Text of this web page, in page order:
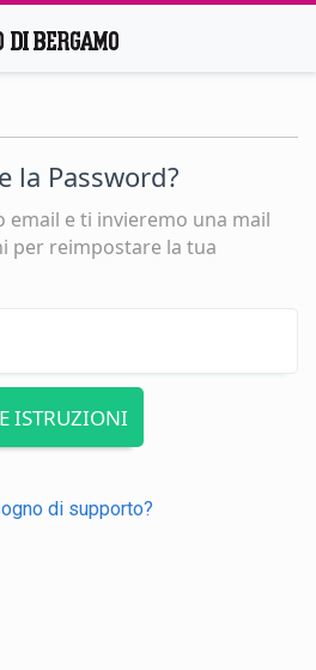
la Password?
e ti invieremo una mail
la tua
ISTRUZIONI
di supporto?